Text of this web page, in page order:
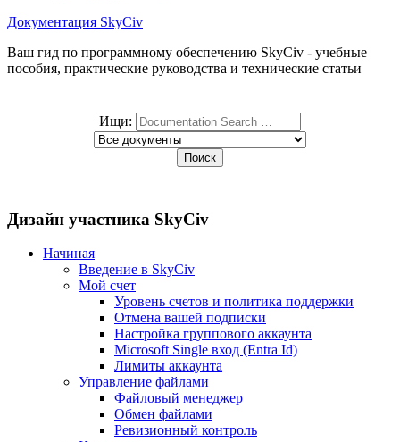
Документация SkyCiv
Ваш гид по программному обеспечению SkyCiv - учебные
пособия, практические руководства и технические статьи
Ищи:
Дизайн участника SkyCiv
Начиная
Введение в SkyCiv
Мой счет
Уровень счетов и политика поддержки
Отмена вашей подписки
Настройка группового аккаунта
Microsoft Single вход (Entra Id)
Лимиты аккаунта
Управление файлами
Файловый менеджер
Обмен файлами
Ревизионный контроль